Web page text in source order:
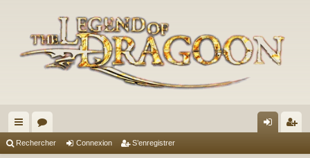
cc or
Rechercher Connexion S’enregistrer